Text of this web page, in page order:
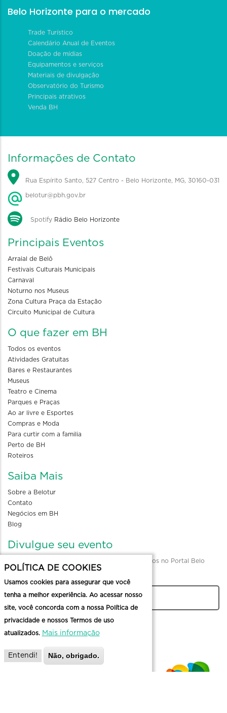
Belo Horizonte para o mercado
Trade Turístico
Calendário Anual de Eventos
Doação de mídias
Equipamentos e serviços
Materiais de divulgação
Observatório do Turismo
Principais atrativos
Venda BH
Informações de Contato
Rua Espírito Santo, 527 Centro - Belo Horizonte, MG, 30160-031
belotur@pbh.gov.br
Spotify Rádio Belo Horizonte
Principais Eventos
Arraial de Belô
Festivais Culturais Municipais
Carnaval
Noturno nos Museus
Zona Cultura Praça da Estação
Circuito Municipal de Cultura
O que fazer em BH
Todos os eventos
Atividades Gratuitas
Bares e Restaurantes
Museus
Teatro e Cinema
Parques e Praças
Ao ar livre e Esportes
Compras e Moda
Para curtir com a familia
Perto de BH
Roteiros
Saiba Mais
Sobre a Belotur
Contato
Negócios em BH
Blog
Divulgue seu evento
Envio de informações para divulgação de eventos no Portal Belo
Horizonte
CADASTRAR
POLÍTICA DE COOKIES
Usamos cookies para assegurar que você
tenha a melhor experiência. Ao acessar nosso
site, você concorda com a nossa Política de
privacidade e nossos Termos de uso
atualizados. Mais informação
Entendi! Não, obrigado.